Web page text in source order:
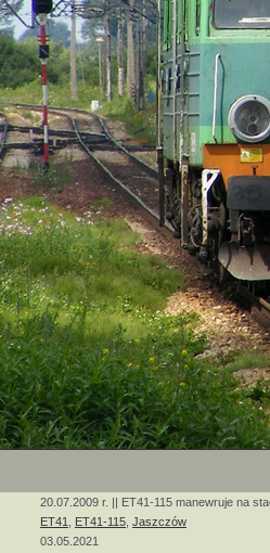
20.07.2009 r. || ET41-115 manewruje na
ET41 ET41-115 Jaszczów
03.05.2021